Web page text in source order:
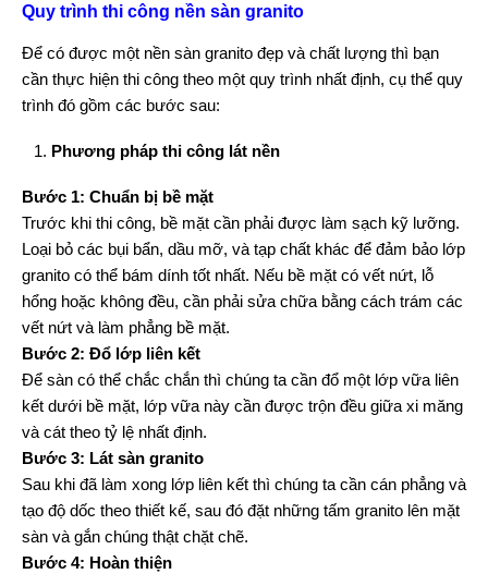
Quy trình thi công nền sàn granito
Để có được một nền sàn granito đẹp và chất lượng thì bạn
cần thực hiện thi công theo một quy trình nhất định, cụ thể quy
trình đó gồm các bước sau:
Phương pháp thi công lát nền
Bước 1: Chuẩn bị bề mặt
Trước khi thi công, bề mặt cần phải được làm sạch kỹ lưỡng.
Loại bỏ các bụi bẩn, dầu mỡ, và tạp chất khác để đảm bảo lớp
granito có thể bám dính tốt nhất. Nếu bề mặt có vết nứt, lỗ
hổng hoặc không đều, cần phải sửa chữa bằng cách trám các
vết nứt và làm phẳng bề mặt.
Bước 2: Đổ lớp liên kết
Để sàn có thể chắc chắn thì chúng ta cần đổ một lớp vữa liên
kết dưới bề mặt, lớp vữa này cần được trộn đều giữa xi măng
và cát theo tỷ lệ nhất định.
Bước 3: Lát sàn granito
Sau khi đã làm xong lớp liên kết thì chúng ta cần cán phẳng và
tạo độ dốc theo thiết kế, sau đó đặt những tấm granito lên mặt
sàn và gắn chúng thật chặt chẽ.
Bước 4: Hoàn thiện